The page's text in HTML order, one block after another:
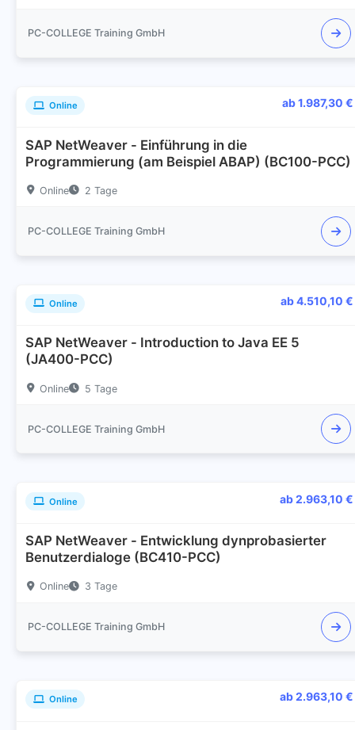
PC-COLLEGE Training GmbH
Online ab 1.987,30 €
SAP NetWeaver - Einführung in die
Programmierung (am Beispiel ABAP) (BC100-PCC)
Online 2 Tage
PC-COLLEGE Training GmbH
Online ab 4.510,10 €
SAP NetWeaver - Introduction to Java EE 5
(JA400-PCC)
Online 5 Tage
PC-COLLEGE Training GmbH
Online ab 2.963,10 €
SAP NetWeaver - Entwicklung dynprobasierter
Benutzerdialoge (BC410-PCC)
Online 3 Tage
PC-COLLEGE Training GmbH
Online ab 2.963,10 €